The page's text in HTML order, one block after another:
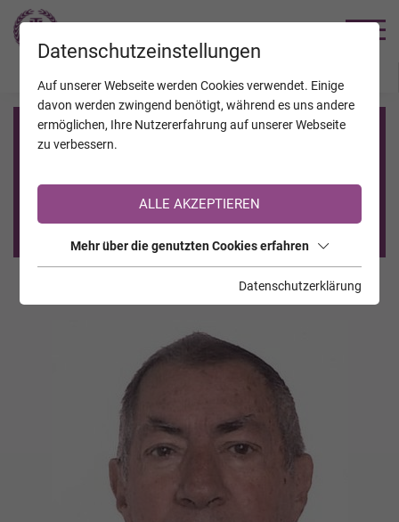
Registrierung auf TrauerHilfe.it
Sie sind noch nicht auf TrauerHilfe.it registriert?
>> zur kostenlosen Registrierung <<
Datenschutzeinstellungen
Auf unserer Webseite werden Cookies verwendet. Einige
davon werden zwingend benötigt, während es uns andere
ermöglichen, Ihre Nutzererfahrung auf unserer Webseite
zu verbessern.
ALLE AKZEPTIEREN
Mehr über die genutzten Cookies erfahren
Datenschutzerklärung
JAHRESTAGE KALENDER VERSTORBENE